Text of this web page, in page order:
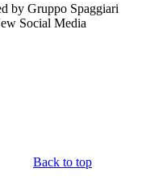
by Gruppo Spaggiari
Social Media
Back to top